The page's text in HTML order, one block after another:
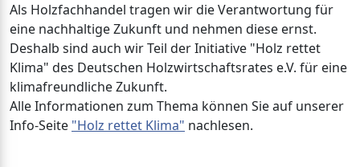
Als Holzfachhandel tragen wir die Verantwortung für
eine nachhaltige Zukunft und nehmen diese ernst.
Deshalb sind auch wir Teil der Initiative "Holz rettet
Klima" des Deutschen Holzwirtschaftsrates e.V. für eine
klimafreundliche Zukunft.
Alle Informationen zum Thema können Sie auf unserer
Info-Seite "Holz rettet Klima" nachlesen.